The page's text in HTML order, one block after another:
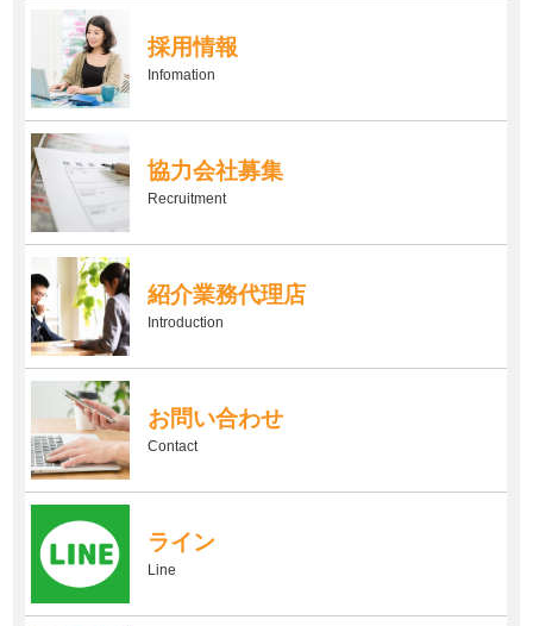
採用情報
Infomation
協力会社募集
Recruitment
紹介業務代理店
Introduction
お問い合わせ
Contact
ライン
Line